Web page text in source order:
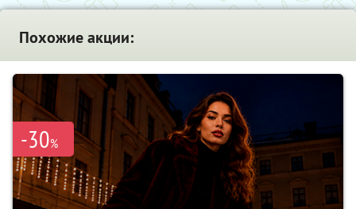
Похожие акции:
-30%